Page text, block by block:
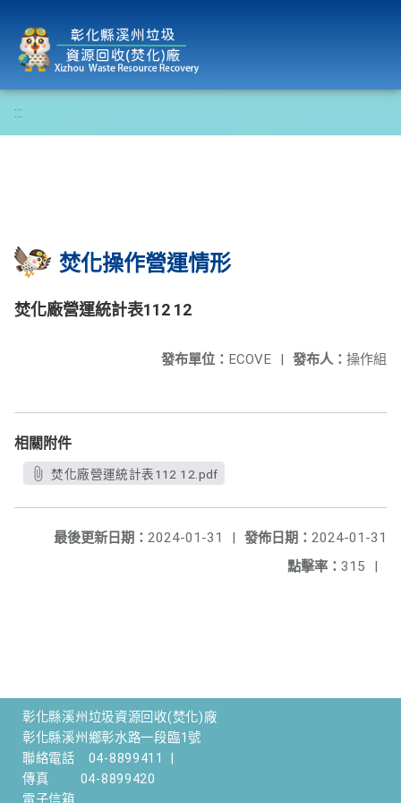
:::
焚化操作營運情形
焚化廠營運統計表112 12
發布人： 操作組
發布單位： ECOVE |
相關附件
焚化廠營運統計表112 12.pdf
發佈日期： 2024-01-31
最後更新日期： 2024-01-31
|
點擊率： 315 |
彰化縣溪州垃圾資源回收(焚化)廠
彰化縣溪州鄉彰水路一段臨1號
聯絡電話
04-8899411
傳真
04-8899420
電子信箱